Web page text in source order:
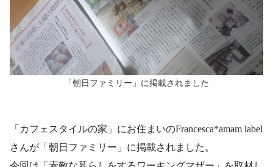
「朝日ファミリー」に掲載されました
「カフェスタイルの家」にお住まいのFrancesca*amam label
さんが「朝日ファミリー」に掲載されました。